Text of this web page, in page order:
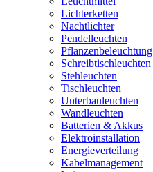
Lichterketten
Nachtlichter
Pendelleuchten
Pflanzenbeleuchtung
Schreibtischleuchten
Stehleuchten
Tischleuchten
Unterbauleuchten
Wandleuchten
Batterien & Akkus
Elektroinstallation
Energieverteilung
Kabelmanagement